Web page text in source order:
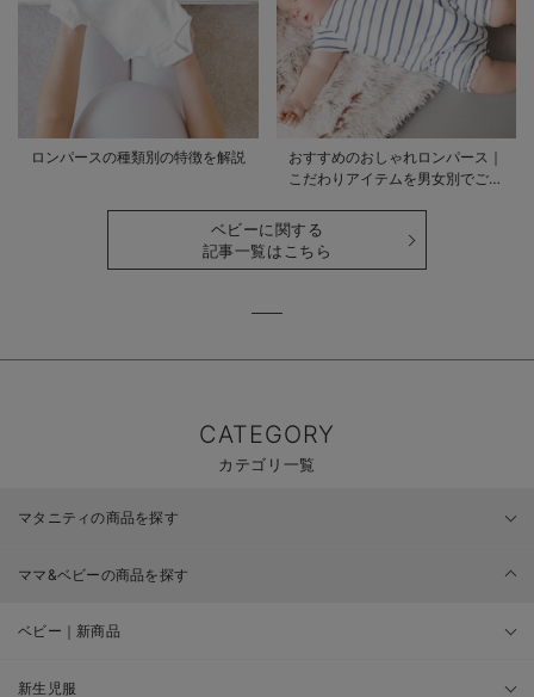
ロンパースの種類別の特徴を解説
おすすめのおしゃれロンパース｜
こだわりアイテムを男女別でご紹
ベビーに関する
記事一覧はこちら
CATEGORY
カテゴリ一覧
マタニティの商品を探す
ママ&ベビーの商品を探す
ベビー｜新商品
新生児服